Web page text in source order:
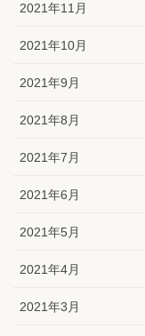
2021年11月
2021年10月
2021年9月
2021年8月
2021年7月
2021年6月
2021年5月
2021年4月
2021年3月